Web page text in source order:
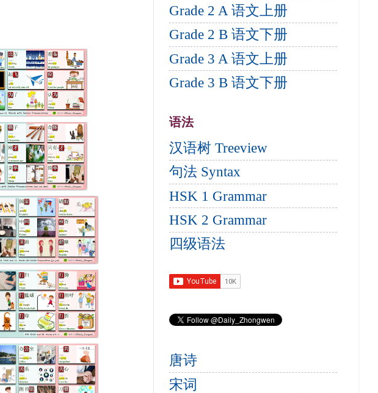
Grade 2 A 语文上册
Grade 2 B 语文下册
Grade 3 A 语文上册
Grade 3 B 语文下册
语法
汉语树 Treeview
句法 Syntax
HSK 1 Grammar
HSK 2 Grammar
四级语法
唐诗
宋词